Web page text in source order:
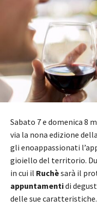
Sabato 7 e domenica 8
via la nona edizione
gli enoappassionati
gioiello del territorio.
in cui il Ruchèsarà il
appuntamentidi
delle sue caratteristiche.